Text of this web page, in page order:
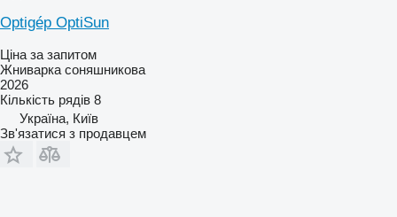
Optigép OptiSun
Ціна за запитом
Жниварка соняшникова
2026
Кількість рядів 8
Україна, Київ
Зв'язатися з продавцем